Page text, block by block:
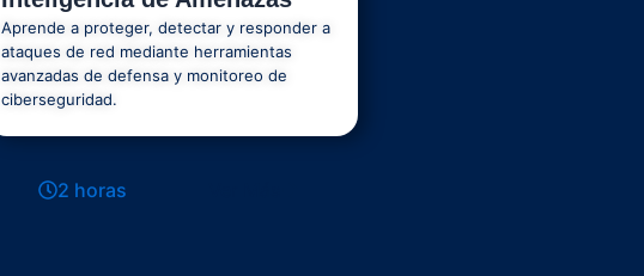
Aprende a proteger, detectar y responder a
ataques de red mediante herramientas
avanzadas de defensa y monitoreo de
ciberseguridad.
2 horas